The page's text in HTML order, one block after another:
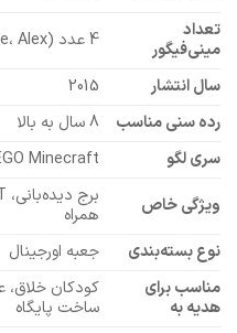
تعداد
مینی‌فیگور
سال انتشار
2015
رده سنی مناسب
سری لگو
LEGO Minecraft
ویژگی خاص
همراه
نوع بسته‌بندی
جعبه اورجینال
مناسب برای
هدیه به
ساخت پایگاه